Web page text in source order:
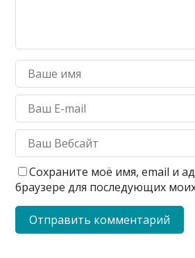
Сохраните моё имя, email и
браузере для последующих